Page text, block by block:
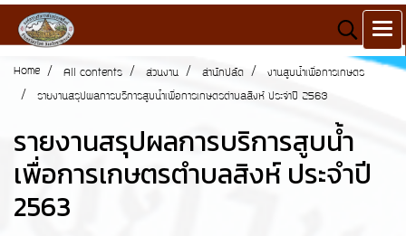
Home All contents ส่วนงาน สำนักปลัด งานสูบน้ำเพื่อการเกษตร
รายงานสรุปผลการบริการสูบน้ำเพื่อการเกษตรตำบลสิงห์ ประจำปี 2563
รายงานสรุปผลการบริการสูบน้ำ
เพื่อการเกษตรตำบลสิงห์ ประจำปี
2563